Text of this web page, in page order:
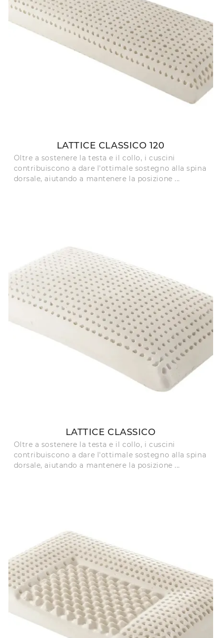
LATTICE CLASSICO 120
Oltre a sostenere la testa e il collo, i cuscini
contribuiscono a dare l'ottimale sostegno alla spina
dorsale, aiutando a mantenere la posizione ...
LATTICE CLASSICO
Oltre a sostenere la testa e il collo, i cuscini
contribuiscono a dare l'ottimale sostegno alla spina
dorsale, aiutando a mantenere la posizione ...